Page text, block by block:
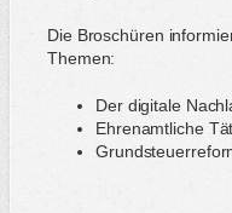
Die Broschüren
Themen:
Der digitale
Ehrenamtliche